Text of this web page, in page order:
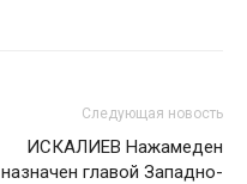
Следующая новость
ИСКАЛИЕВ Нажамеден
назначен главой Западно-